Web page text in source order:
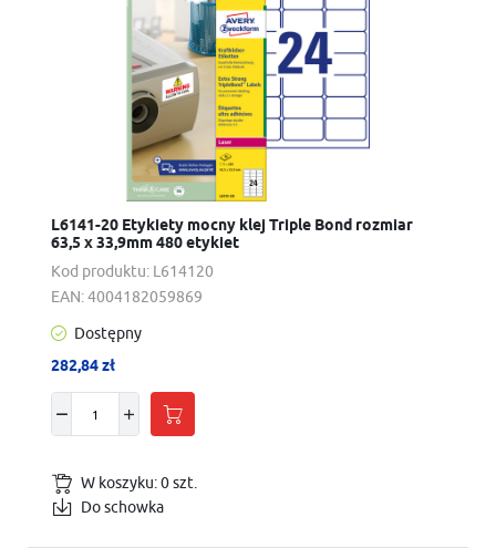
Kod produktu: L614120
L6141-20 Etykiety mocny klej Triple Bond rozmiar
63,5 x 33,9mm 480 etykiet
EAN:4004182059869
Dostępny
282,84 zł
W koszyku:0szt.
Do schowka